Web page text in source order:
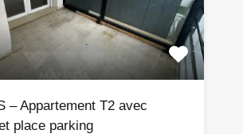
– Appartement T2 avec
place parking